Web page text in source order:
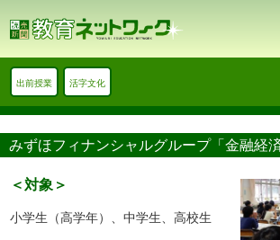
出前授業 活字文化
みずほフィナンシャルグループ「金融経済
＜対象＞
小学生（高学年）、中学生、高校生